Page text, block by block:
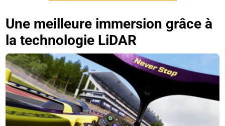
Une meilleure immersion grâce à
la technologie LiDAR